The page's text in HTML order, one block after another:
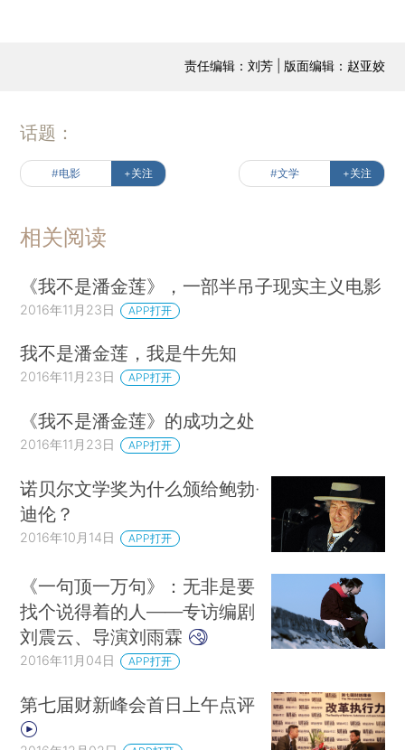
责任编辑：刘芳 | 版面编辑：赵亚姣
话题：
#电影 +关注 #文学 +关注
相关阅读
《我不是潘金莲》，一部半吊子现实主义电影
2016年11月23日 APP打开
我不是潘金莲，我是牛先知
2016年11月23日 APP打开
《我不是潘金莲》的成功之处
2016年11月23日 APP打开
诺贝尔文学奖为什么颁给鲍勃·
迪伦？
2016年10月14日 APP打开
《一句顶一万句》：无非是要
找个说得着的人——专访编剧
刘震云、导演刘雨霖
2016年11月04日 APP打开
第七届财新峰会首日上午点评